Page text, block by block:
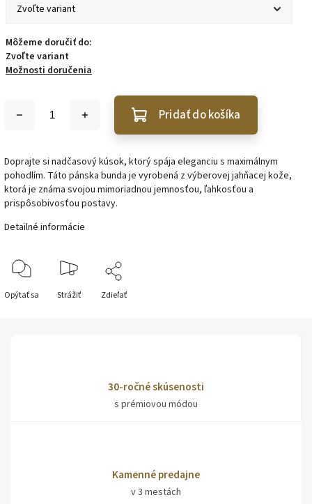
Môžeme doručiť do:
Zvoľte variant
Možnosti doručenia
Pridať do košíka
Doprajte si nadčasový kúsok, ktorý spája eleganciu s maximálnym
pohodlím. Táto pánska bunda je vyrobená z výberovej jahňacej kože,
ktorá je známa svojou mimoriadnou jemnosťou, ľahkosťou a
prispôsobivosťou postavy.
Detailné informácie
Opýtať sa Strážiť Zdieľať
30-ročné skúsenosti
s prémiovou módou
Kamenné predajne
v 3 mestách